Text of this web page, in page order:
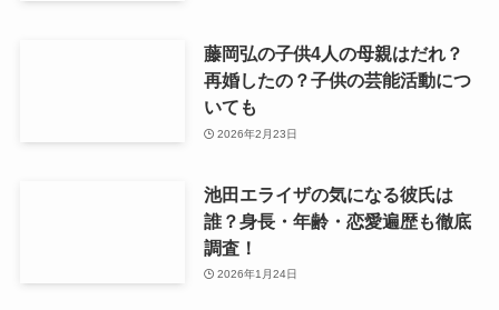
藤岡弘の子供4人の母親はだれ？
再婚したの？子供の芸能活動につ
いても
2026年2月23日
池田エライザの気になる彼氏は
誰？身長・年齢・恋愛遍歴も徹底
調査！
2026年1月24日